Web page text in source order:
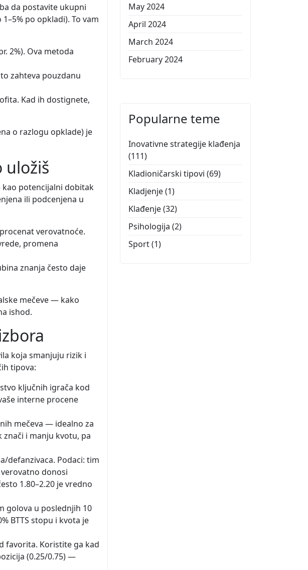
da postavite ukupni
po opkladi). To vam
2%). Ova metoda
zahteva pouzdanu
Kad ih dostignete,
o razlogu opklade) je
uložiš
kao potencijalni dobitak
ili podcenjena u
verovatnoće.
promena
znanja često daje
mečeve — kako
ishod.
koja smanjuju rizik i
tipova:
ključnih igrača kod
interne procene
mečeva — idealno za
i manju kvotu, pa
defanzivaca. Podaci: tim
donosi
1.80–2.20 je vredno
golova u poslednjih 10
BTTS stopu i kvota je
favorita. Koristite ga kad
(0.25/0.75) —
May 2024
April 2024
March 2024
February 2024
Popularne teme
Inovativne strategije klađenja
(111)
Kladioničarski tipovi (69)
Kladjenje(1)
Klađenje(32)
Psihologija (2)
Sport(1)